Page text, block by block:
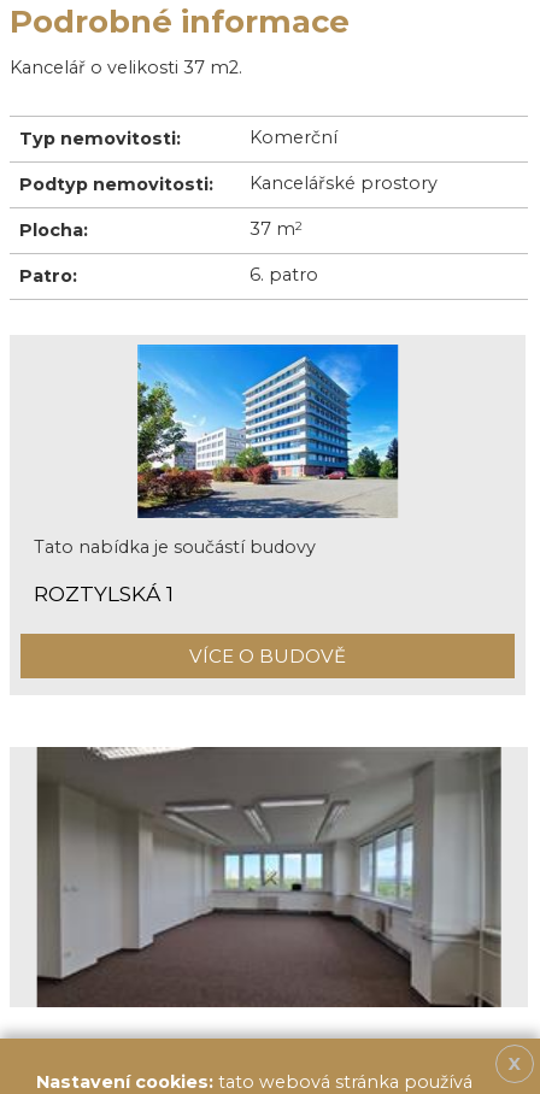
Podrobné informace
Kancelář o velikosti 37 m2.
Typ nemovitosti: Komerční
Podtyp nemovitosti: Kancelářské prostory
Plocha: 37 m2
Patro: 6. patro
Tato nabídka je součástí budovy
ROZTYLSKÁ 1
VÍCE O BUDOVĚ
X
Nastavení cookies: tato webová stránka používá